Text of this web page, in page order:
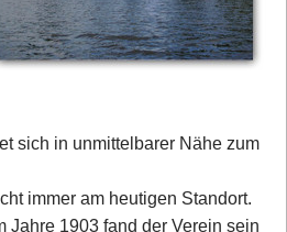
sich in unmittelbarer Nähe zum
immer am heutigen Standort.
Jahre 1903 fand der Verein sein